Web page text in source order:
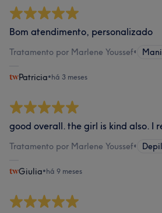
Bom atendimento, personalizado
Tratamento por Marlene Youssef•
Patricia•há 3 meses
good overall. the girl is kind also. I
Tratamento por Marlene Youssef•
Giulia•há 9 meses